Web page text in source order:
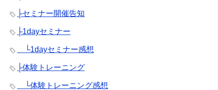
├セミナー開催告知
├1dayセミナー
└1dayセミナー感想
├体験トレーニング
└体験トレーニング感想